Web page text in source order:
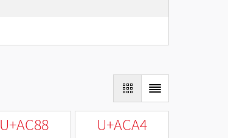
U+AC88 U+ACA4